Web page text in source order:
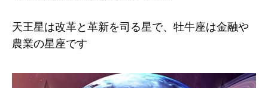
天王星は改革と革新を司る星で、牡牛座は金融や
農業の星座です